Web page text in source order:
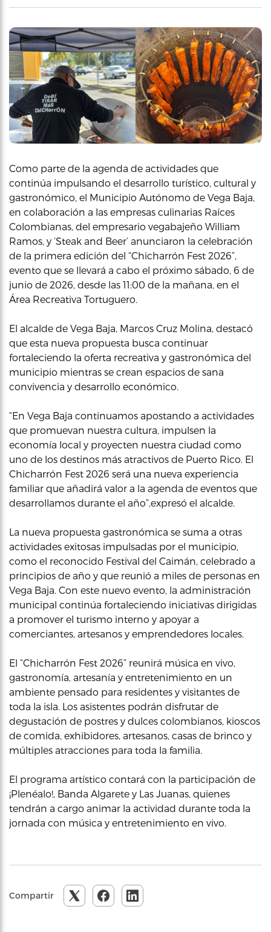
Como parte de la agenda de actividades que
continúa impulsando el desarrollo turístico, cultural y
gastronómico, el Municipio Autónomo de Vega Baja,
en colaboración a las empresas culinarias Raíces
Colombianas, del empresario vegabajeño William
Ramos, y ‘Steak and Beer’ anunciaron la celebración
de la primera edición del “Chicharrón Fest 2026”,
evento que se llevará a cabo el próximo sábado, 6 de
junio de 2026, desde las 11:00 de la mañana, en el
Área Recreativa Tortuguero.
El alcalde de Vega Baja, Marcos Cruz Molina, destacó
que esta nueva propuesta busca continuar
fortaleciendo la oferta recreativa y gastronómica del
municipio mientras se crean espacios de sana
convivencia y desarrollo económico.
“En Vega Baja continuamos apostando a actividades
que promuevan nuestra cultura, impulsen la
economía local y proyecten nuestra ciudad como
uno de los destinos más atractivos de Puerto Rico. El
Chicharrón Fest 2026 será una nueva experiencia
familiar que añadirá valor a la agenda de eventos que
desarrollamos durante el año”,expresó el alcalde.
La nueva propuesta gastronómica se suma a otras
actividades exitosas impulsadas por el municipio,
como el reconocido Festival del Caimán, celebrado a
principios de año y que reunió a miles de personas en
Vega Baja. Con este nuevo evento, la administración
municipal continúa fortaleciendo iniciativas dirigidas
a promover el turismo interno y apoyar a
comerciantes, artesanos y emprendedores locales.
El “Chicharrón Fest 2026” reunirá música en vivo,
gastronomía, artesanía y entretenimiento en un
ambiente pensado para residentes y visitantes de
toda la isla. Los asistentes podrán disfrutar de
degustación de postres y dulces colombianos, kioscos
de comida, exhibidores, artesanos, casas de brinco y
múltiples atracciones para toda la familia.
El programa artístico contará con la participación de
¡Plenéalo!, Banda Algarete y Las Juanas, quienes
tendrán a cargo animar la actividad durante toda la
jornada con música y entretenimiento en vivo.
Compartir